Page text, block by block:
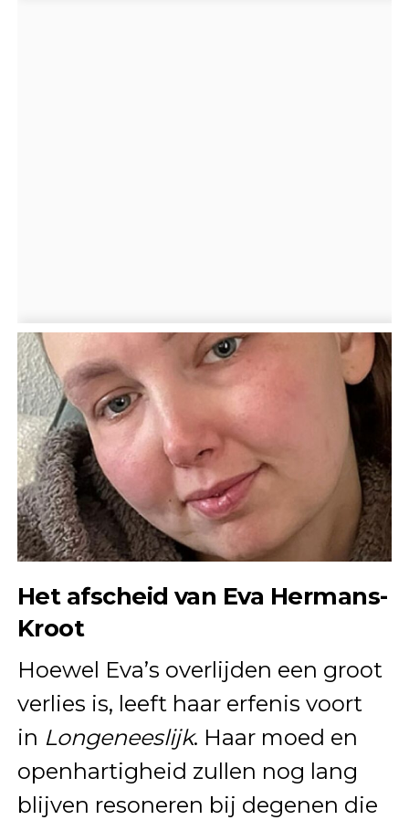
Het afscheid van Eva Hermans-
Kroot
Hoewel Eva’s overlijden een groot
verlies is, leeft haar erfenis voort
in Longeneeslijk. Haar moed en
openhartigheid zullen nog lang
blijven resoneren bij degenen die